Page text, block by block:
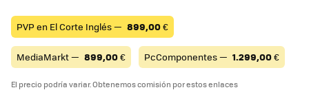
PVP en El Corte Inglés — 899,00€
MediaMarkt — 899,00€ PcComponentes — 1.299,00€
El precio podría variar. Obtenemos comisión por estos enlaces